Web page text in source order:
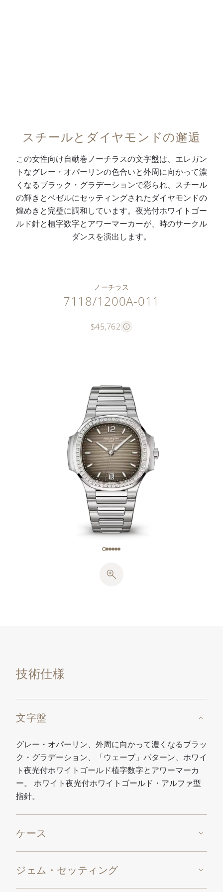
スチールとダイヤモンドの邂逅
この女性向け自動巻ノーチラスの文字盤は、エレガン
トなグレー・オパーリンの色合いと外周に向かって濃
くなるブラック・グラデーションで彩られ、スチール
の輝きとベゼルにセッティングされたダイヤモンドの
煌めきと完璧に調和しています。夜光付ホワイトゴー
ルド針と植字数字とアワーマーカーが、時のサークル
ダンスを演出します。
ノーチラス
7118/1200A-011
$45,762
技術仕様
文字盤
グレー・オパーリン、外周に向かって濃くなるブラッ
ク・グラデーション、「ウェーブ」パターン、ホワイ
ト夜光付ホワイトゴールド植字数字とアワーマーカ
ー。 ホワイト夜光付ホワイトゴールド・アルファ型
指針。
ケース
ジェム・セッティング